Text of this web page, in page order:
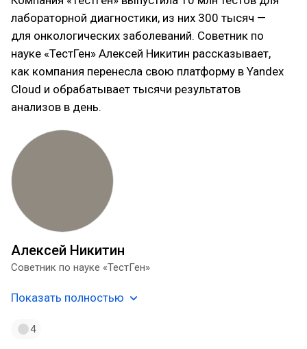
лабораторной диагностики, из них 300 тысяч —
для онкологических заболеваний. Советник по
науке «ТестГен» Алексей Никитин рассказывает,
как компания перенесла свою платформу в Yandex
Cloud и обрабатывает тысячи результатов
анализов в день.
Алексей Никитин
Советник по науке «ТестГен»
Показать полностью
4